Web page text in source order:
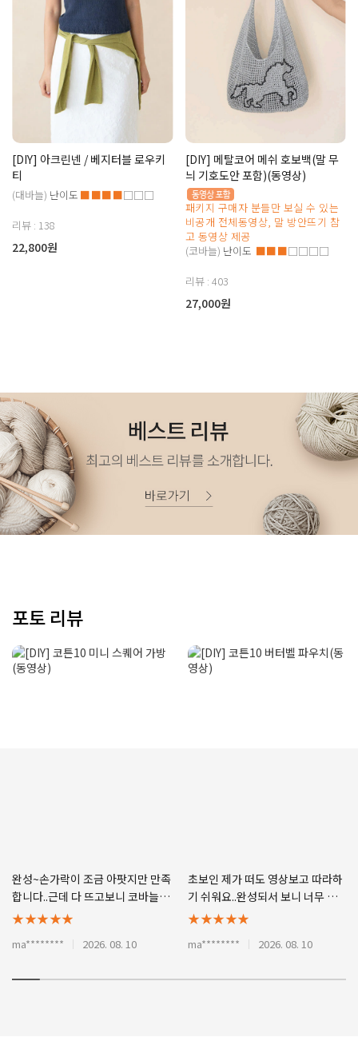
[DIY] 아크린넨 / 베지터블 로우키
티
(대바늘) 난이도 ■■■■□□□
리뷰 : 138
22,800원
[DIY] 메탈코어 메쉬 호보백(말 무
늬 기호도안 포함)(동영상)
패키지 구매자 분들만 보실 수 있는
비공개 전체동영상, 말 방안뜨기 참
고 동영상 제공
(코바늘) 난이도 ■■■□□□□
리뷰 : 403
27,000원
포토 리뷰
완성~손가락이 조금 아팟지만 만족
합니다..근데 다 뜨고보니 코바늘이
8호ㅜㅜ
★★★★★
ma******** 2026. 08. 10
초보인 제가 떠도 영상보고 따라하
기 쉬워요..완성되서 보니 너무 귀여
워요
★★★★★
ma******** 2026. 08. 10